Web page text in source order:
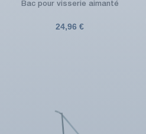
Bac pour visserie aimanté
24,96 €